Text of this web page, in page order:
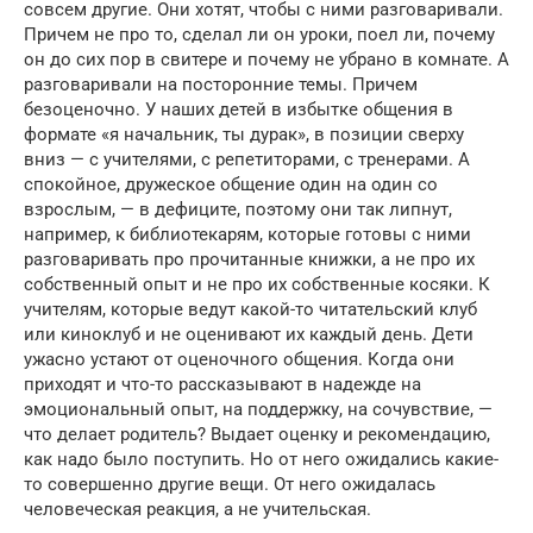
совсем другие. Они хотят, чтобы с ними разговаривали.
Причем не про то, сделал ли он уроки, поел ли, почему
он до сих пор в свитере и почему не убрано в комнате. А
разговаривали на посторонние темы. Причем
безоценочно. У наших детей в избытке общения в
формате «я начальник, ты дурак», в позиции сверху
вниз — с учителями, с репетиторами, с тренерами. А
спокойное, дружеское общение один на один со
взрослым, — в дефиците, поэтому они так липнут,
например, к библиотекарям, которые готовы с ними
разговаривать про прочитанные книжки, а не про их
собственный опыт и не про их собственные косяки. К
учителям, которые ведут какой-то читательский клуб
или киноклуб и не оценивают их каждый день. Дети
ужасно устают от оценочного общения. Когда они
приходят и что-то рассказывают в надежде на
эмоциональный опыт, на поддержку, на сочувствие, —
что делает родитель? Выдает оценку и рекомендацию,
как надо было поступить. Но от него ожидались какие-
то совершенно другие вещи. От него ожидалась
человеческая реакция, а не учительская.